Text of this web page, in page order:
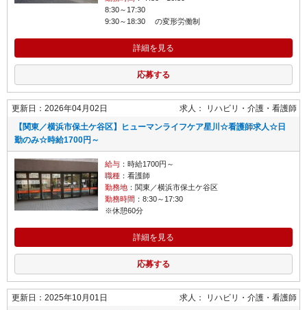
8:30～17:30
9:30～18:30 の変形労働制
詳細を見る
応募する
更新日：2026年04月02日 求人： リハビリ・介護
看護師
【関東／横浜市保土ケ谷区】ヒューマンライフケア星川☆看護師求人☆日
勤のみ☆時給1700円～
給与：時給1700円～
職種：看護師
勤務地：関東／横浜市保土ケ谷区
勤務時間 ：8:30～17:30
※休憩60分
詳細を見る
応募する
更新日：2025年10月01日 求人： リハビリ・介護
看護師